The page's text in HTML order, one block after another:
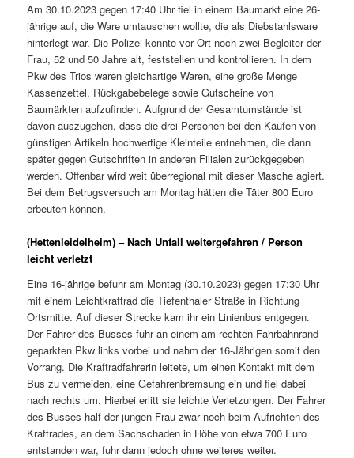
Am 30.10.2023 gegen 17:40 Uhr fiel in einem Baumarkt eine 26-
jährige auf, die Ware umtauschen wollte, die als Diebstahlsware
hinterlegt war. Die Polizei konnte vor Ort noch zwei Begleiter der
Frau, 52 und 50 Jahre alt, feststellen und kontrollieren. In dem
Pkw des Trios waren gleichartige Waren, eine große Menge
Kassenzettel, Rückgabebelege sowie Gutscheine von
Baumärkten aufzufinden. Aufgrund der Gesamtumstände ist
davon auszugehen, dass die drei Personen bei den Käufen von
günstigen Artikeln hochwertige Kleinteile entnehmen, die dann
später gegen Gutschriften in anderen Filialen zurückgegeben
werden. Offenbar wird weit überregional mit dieser Masche agiert.
Bei dem Betrugsversuch am Montag hätten die Täter 800 Euro
erbeuten können.
(Hettenleidelheim) – Nach Unfall weitergefahren / Person
leicht verletzt
Eine 16-jährige befuhr am Montag (30.10.2023) gegen 17:30 Uhr
mit einem Leichtkraftrad die Tiefenthaler Straße in Richtung
Ortsmitte. Auf dieser Strecke kam ihr ein Linienbus entgegen.
Der Fahrer des Busses fuhr an einem am rechten Fahrbahnrand
geparkten Pkw links vorbei und nahm der 16-Jährigen somit den
Vorrang. Die Kraftradfahrerin leitete, um einen Kontakt mit dem
Bus zu vermeiden, eine Gefahrenbremsung ein und fiel dabei
nach rechts um. Hierbei erlitt sie leichte Verletzungen. Der Fahrer
des Busses half der jungen Frau zwar noch beim Aufrichten des
Kraftrades, an dem Sachschaden in Höhe von etwa 700 Euro
entstanden war, fuhr dann jedoch ohne weiteres weiter.